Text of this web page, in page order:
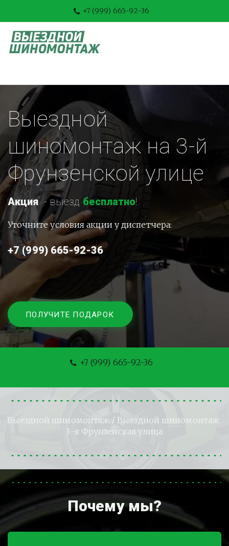
+7 (999) 665-92-36
Выездной
шиномонтаж на 3-й
Фрунзенской улице
Акция - выезд бесплатно!
Уточните условия акции у диспетчера:
+7 (999) 665-92-36
ПОЛУЧИТЕ ПОДАРОК
+7 (999) 665-92-36
Выездной шиномонтаж / Выездной шиномонтаж
3-я Фрунзенская улица
Почему мы?